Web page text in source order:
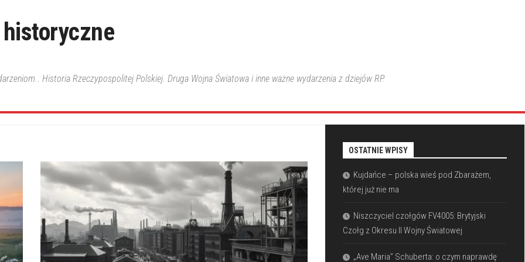
Historia Rzeczypospolitej Polskiej. Druga Wojna Światowa i inne ważne wydarzenia z dziejów RP.
OSTATNIE WPISY
Kujdańce – polska wieś pod Zbarażem,
której już nie ma
Niszczyciel czołgów FV4005: Brytyjski
Czołg z Okresu II Wojny Światowej
„Ave Maria” Schuberta: o czym naprawdę